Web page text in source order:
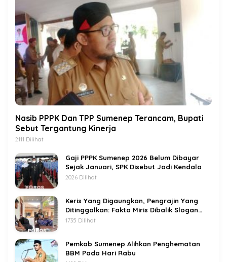
Nasib PPPK Dan TPP Sumenep Terancam, Bupati
Sebut Tergantung Kinerja
2111 Dilihat
Gaji PPPK Sumenep 2026 Belum Dibayar
Sejak Januari, SPK Disebut Jadi Kendala
2026 Dilihat
Keris Yang Digaungkan, Pengrajin Yang
Ditinggalkan: Fakta Miris Dibalik Slogan
Sumenep Kota Keris
1735 Dilihat
Pemkab Sumenep Alihkan Penghematan
BBM Pada Hari Rabu